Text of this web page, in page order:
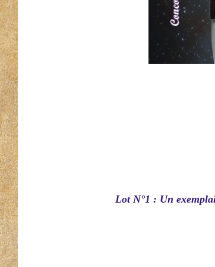
Lot N°1 : Un